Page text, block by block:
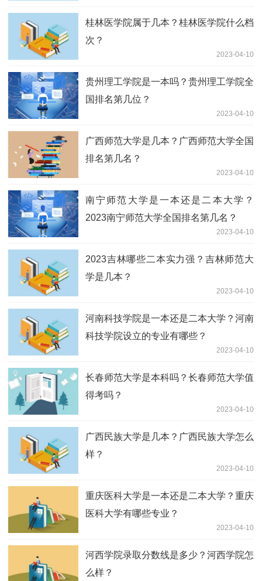
桂林医学院属于几本？桂林医学院什么档
次？
2023-04-10
贵州理工学院是一本吗？贵州理工学院全
国排名第几位？
2023-04-10
广西师范大学是几本？广西师范大学全国
排名第几名？
2023-04-10
南宁师范大学是一本还是二本大学？
2023南宁师范大学全国排名第几名？
2023-04-10
2023吉林哪些二本实力强？吉林师范大
学是几本？
2023-04-10
河南科技学院是一本还是二本大学？河南
科技学院设立的专业有哪些？
2023-04-10
长春师范大学是本科吗？长春师范大学值
得考吗？
2023-04-10
广西民族大学是几本？广西民族大学怎么
样？
2023-04-10
重庆医科大学是一本还是二本大学？重庆
医科大学有哪些专业？
2023-04-10
河西学院录取分数线是多少？河西学院怎
么样？